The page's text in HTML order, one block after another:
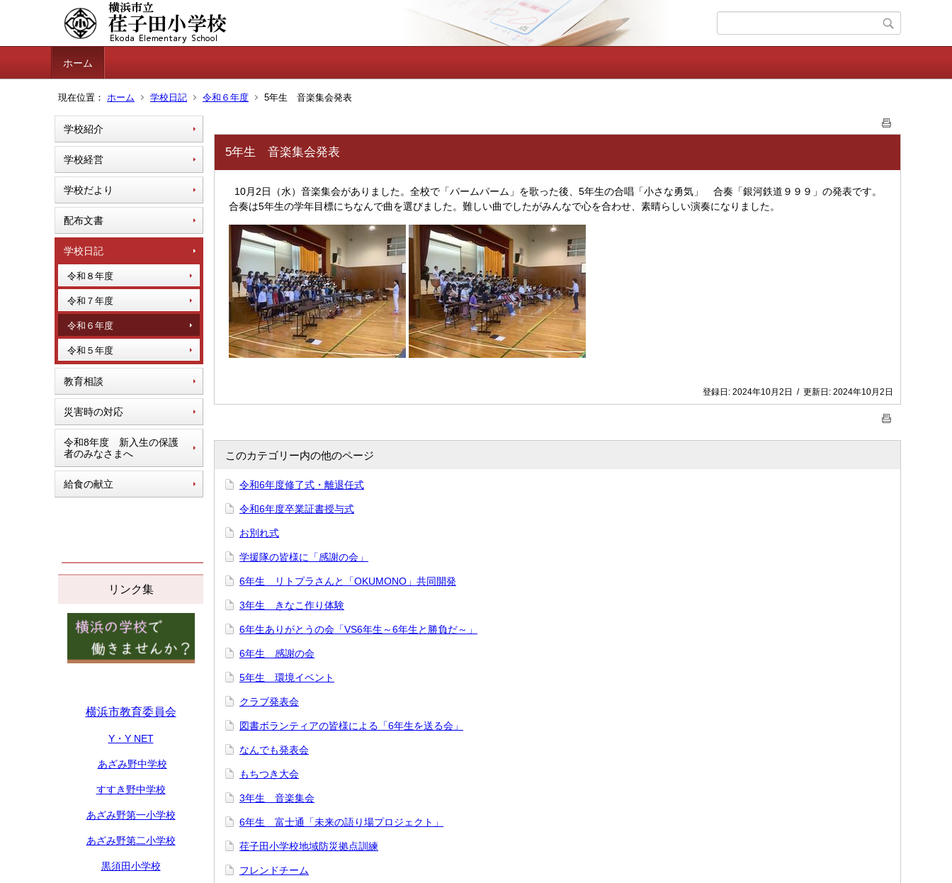
ホーム
現在位置： ホーム 学校日記 令和６年度 5年生 音楽集会発表
学校紹介
学校経営
学校だより
配布文書
学校日記
令和８年度
令和７年度
令和６年度
令和５年度
教育相談
災害時の対応
令和8年度 新入生の保護
者のみなさまへ
給食の献立
リンク集
横浜市教育委員会
Y・Y NET
あざみ野中学校
すすき野中学校
あざみ野第一小学校
あざみ野第二小学校
黒須田小学校
5年生 音楽集会発表
10月2日（水）音楽集会がありました。全校で「パームパーム」を歌った後、5年生の合唱「小さな勇気」 合奏「銀河鉄道９９９」の発表です。
合奏は5年生の学年目標にちなんで曲を選びました。難しい曲でしたがみんなで心を合わせ、素晴らしい演奏になりました。
登録日: 2024年10月2日 / 更新日: 2024年10月2日
このカテゴリー内の他のページ
令和6年度修了式・離退任式
令和6年度卒業証書授与式
お別れ式
学援隊の皆様に「感謝の会」
6年生 リトプラさんと「OKUMONO」共同開発
3年生 きなこ作り体験
6年生ありがとうの会「VS6年生～6年生と勝負だ～」
6年生 感謝の会
5年生 環境イベント
クラブ発表会
図書ボランティアの皆様による「6年生を送る会」
なんでも発表会
もちつき大会
3年生 音楽集会
6年生 富士通「未来の語り場プロジェクト」
荏子田小学校地域防災拠点訓練
フレンドチーム